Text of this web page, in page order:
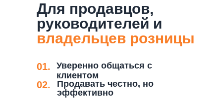
Для продавцов,
руководителей и
владельцев розницы
Продавать честно, но
эффективно
Уверенно общаться с
клиентом
01.
02.